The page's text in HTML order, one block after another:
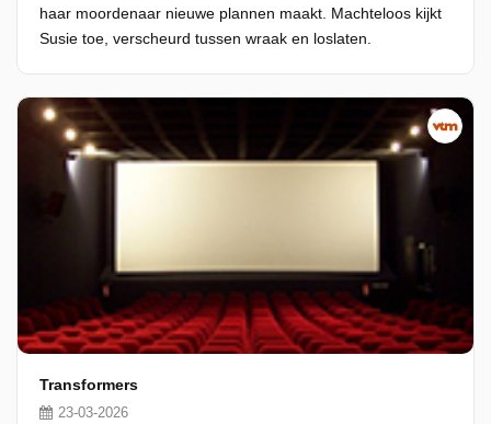
haar moordenaar nieuwe plannen maakt. Machteloos kijkt
Susie toe, verscheurd tussen wraak en loslaten.
Transformers
23-03-2026